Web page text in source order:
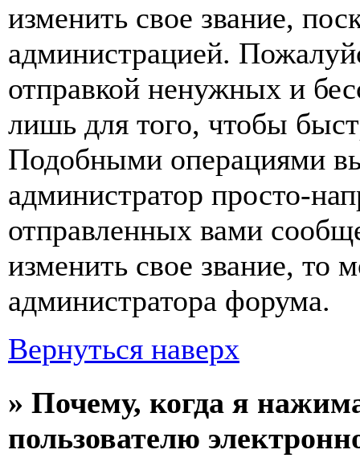
изменить свое звание,
администрацией.
отправкой ненужных и
лишь для того, чтобы
Подобными операциями
администратор просто-
отправленных вами
изменить свое звание, то
администратора форума.
Вернуться наверх
» Почему, когда я
пользователю